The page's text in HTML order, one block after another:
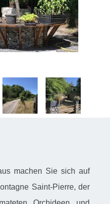
machen Sie sich auf
Saint-Pierre, der